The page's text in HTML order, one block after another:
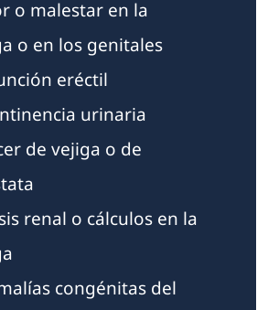
o malestar en la
o en los genitales
eréctil
urinaria
de vejiga o de
renal o cálculos en la
congénitas del